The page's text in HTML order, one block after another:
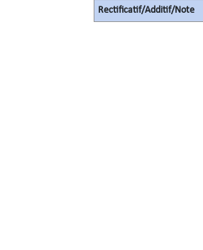
Rectificatif/Additif/Note